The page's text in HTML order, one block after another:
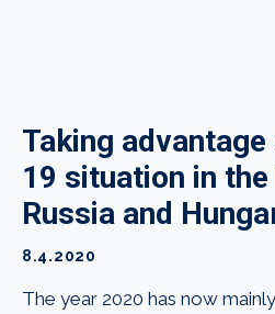
Taking advantage
19 situation in the
Russia and
8.4.2020
The year 2020 has now